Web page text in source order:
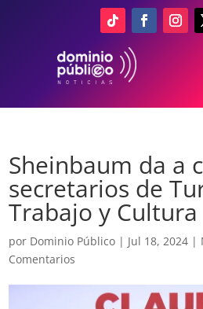
Sheinbaum da a
secretarios de
Trabajo y Cultura
por Dominio Público | Jul 18, 2024 |
Comentarios